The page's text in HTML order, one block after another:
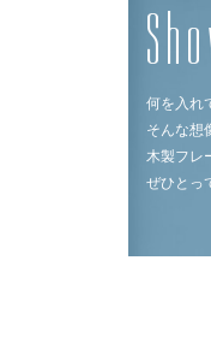
何を入れ
そんな想
木製フレ
ぜひとっ